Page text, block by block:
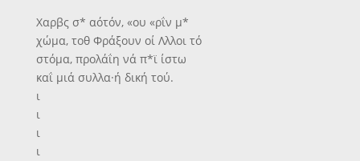
Χαρβς σ* αότόν, «ου «ρΐν μ*
χώμα, τοθ Φράξουν οί Λλλοι τό
στόμα, προλάΐη νά π*ϊ ίστω
καΐ μιά συλλα·ή δική τού.
ι
ι
ι
ι